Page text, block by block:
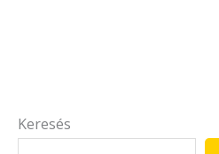
Keresés